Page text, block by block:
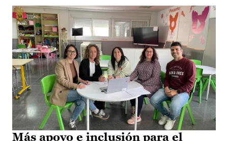
Más apoyo e inclusión para el